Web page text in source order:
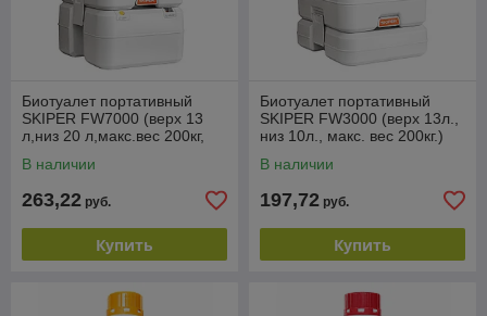
Биотуалет портативный
SKIPER FW7000 (верх 13
л,низ 20 л,макс.вес 200кг,
индикатор)
В наличии
263,22 руб.
Купить
Биотуалет портативный
SKIPER FW3000 (верх 13л.,
низ 10л., макс. вес 200кг.)
В наличии
197,72 руб.
Купить